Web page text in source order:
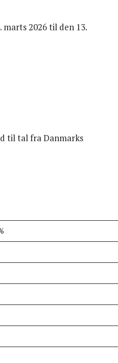
2026 til den 13.
til tal fra Danmarks